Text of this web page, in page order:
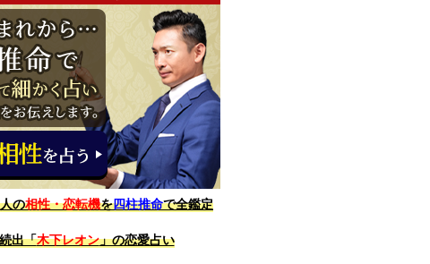
の相性・恋転機を四柱推命で全鑑定
出「木下レオン」の恋愛占い